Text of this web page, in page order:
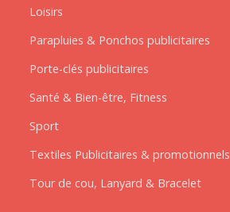
Loisirs
Parapluies & Ponchos publicitaires
Porte-clés publicitaires
Santé & Bien-être, Fitness
Sport
Textiles Publicitaires & promotionnels
Tour de cou, Lanyard & Bracelet